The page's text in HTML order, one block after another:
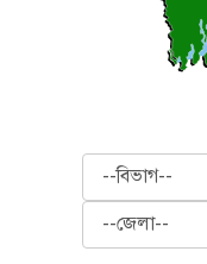
বিভাগ
জেলা